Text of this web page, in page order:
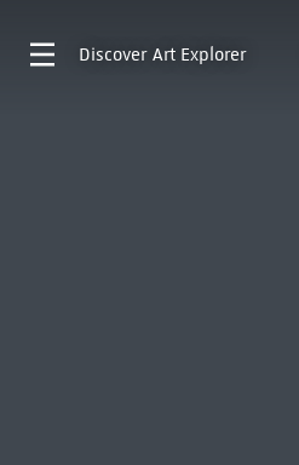
Discover Art Explorer